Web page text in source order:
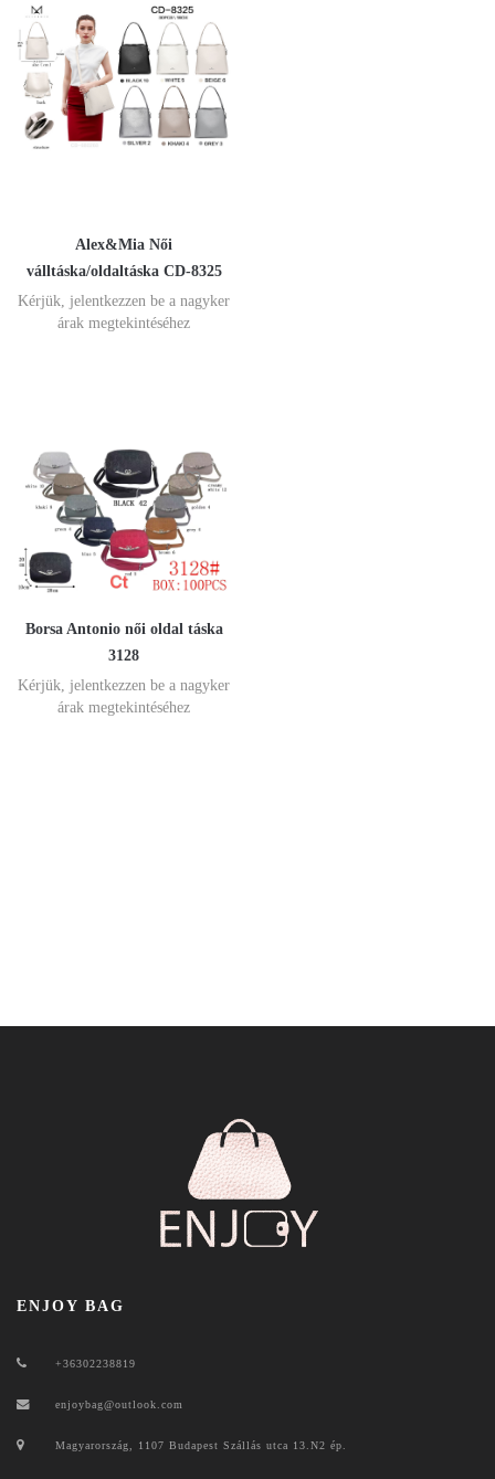
Alex&Mia Női
válltáska/oldaltáska CD-8325
Kérjük, jelentkezzen be a nagyker
árak megtekintéséhez
Borsa Antonio női oldal táska
3128
Kérjük, jelentkezzen be a nagyker
árak megtekintéséhez
ENJOY BAG
+36302238819
enjoybag@outlook.com
Magyarország, 1107 Budapest Szállás utca 13.N2 ép.